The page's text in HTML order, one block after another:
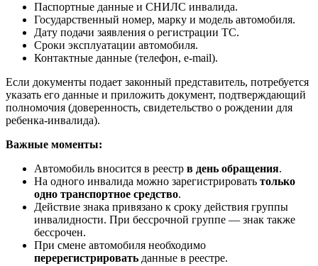
Паспортные данные и СНИЛС инвалида.
Государственный номер, марку и модель автомобиля.
Дату подачи заявления о регистрации ТС.
Сроки эксплуатации автомобиля.
Контактные данные (телефон, e-mail).
Если документы подает законный представитель, потребуется
указать его данные и приложить документ, подтверждающий
полномочия (доверенность, свидетельство о рождении для
ребенка-инвалида).
Важные моменты:
Автомобиль вносится в реестр в день обращения.
На одного инвалида можно зарегистрировать только
одно транспортное средство.
Действие знака привязано к сроку действия группы
инвалидности. При бессрочной группе — знак также
бессрочен.
При смене автомобиля необходимо
перерегистрировать данные в реестре.